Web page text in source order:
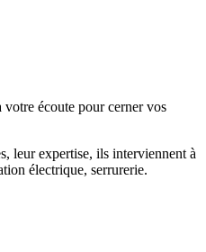
écoute pour cerner vos
leur expertise, ils interviennent à
électrique, serrurerie.